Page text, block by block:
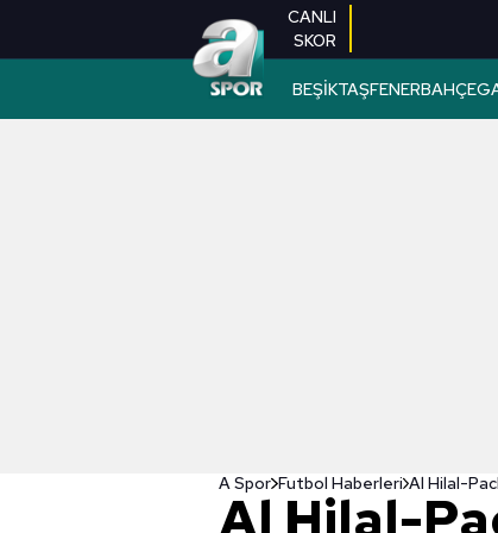
CANLI
SKOR
BEŞİKTAŞFENERBAHÇE
A Spor Futbol Haberleri
Al Hilal-